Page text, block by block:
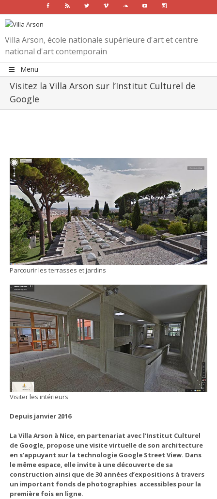
Facebook Rss Twitter Vimeo SoundcloudYoutube
Villa Arson, école nationale supérieure d'art et centre
national d'art contemporain
Menu
Visitez la Villa Arson sur l’Institut Culturel de
Google
Parcourir les terrasses et jardins
Visiter les intérieurs
Depuis janvier 2016
La Villa Arson à Nice, en partenariat avec l’Institut Culturel
de Google, propose une visite virtuelle de son architecture
en s’appuyant sur la technologie Google Street View. Dans
le même espace, elle invite à une découverte de sa
construction ainsi que de 30 années d’expositions à travers
un important fonds de photographies accessibles pour la
première fois en ligne.